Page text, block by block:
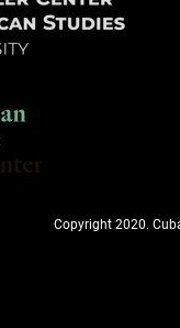
Copyright 2020.